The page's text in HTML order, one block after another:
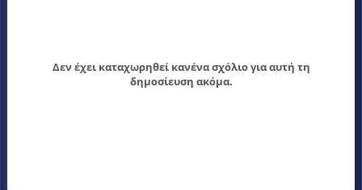
Δεν έχει καταχωρηθεί κανένα σχόλιο για αυτή τη
δημοσίευση ακόμα.